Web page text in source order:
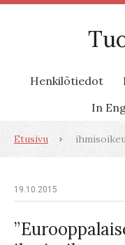
Henkilötiedot
In
Etusivu
19.10.2015